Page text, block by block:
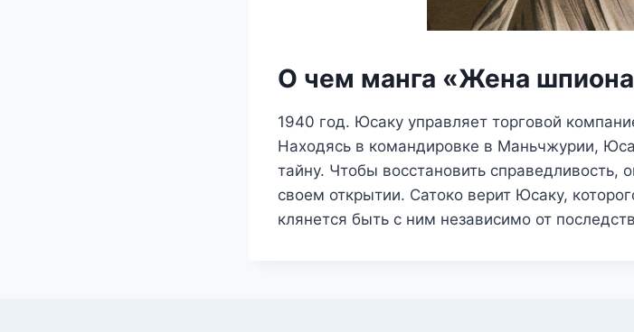
О чем манга «Жена
1940 год. Юсаку управляет торговой
Находясь в командировке в Маньчжурии,
тайну. Чтобы восстановить
своем открытии. Сатоко верит Юсаку,
клянется быть с ним независимо от